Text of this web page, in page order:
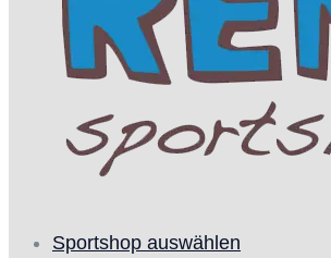
Sportshop auswählen